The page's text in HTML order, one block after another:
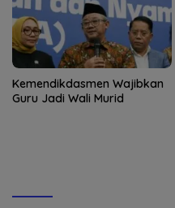
Kemendikdasmen Wajibkan
Guru Jadi Wali Murid